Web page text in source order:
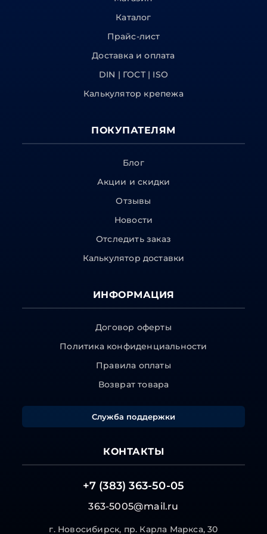
Каталог
Прайс-лист
Доставка и оплата
DIN | ГОСТ | ISO
Калькулятор крепежа
ПОКУПАТЕЛЯМ
Блог
Акции и скидки
Отзывы
Новости
Отследить заказ
Калькулятор доставки
ИНФОРМАЦИЯ
Договор оферты
Политика конфиденциальности
Правила оплаты
Возврат товара
Служба поддержки
КОНТАКТЫ
+7 (383) 363-50-05
363-5005@mail.ru
г. Новосибирск, пр. Карла Маркса, 30